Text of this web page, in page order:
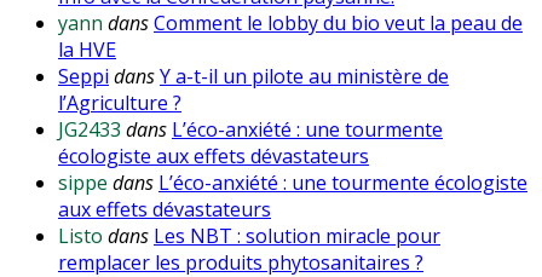
yann dansComment le lobby du bio veut la peau de
la HVE
Seppi dansY a-t-il un pilote au ministère de
l’Agriculture ?
JG2433 dans L’éco-anxiété : une tourmente
écologiste aux effets dévastateurs
sippe dans L’éco-anxiété : une tourmente écologiste
aux effets dévastateurs
Listo dans Les NBT : solution miracle pour
remplacer les produits phytosanitaires ?